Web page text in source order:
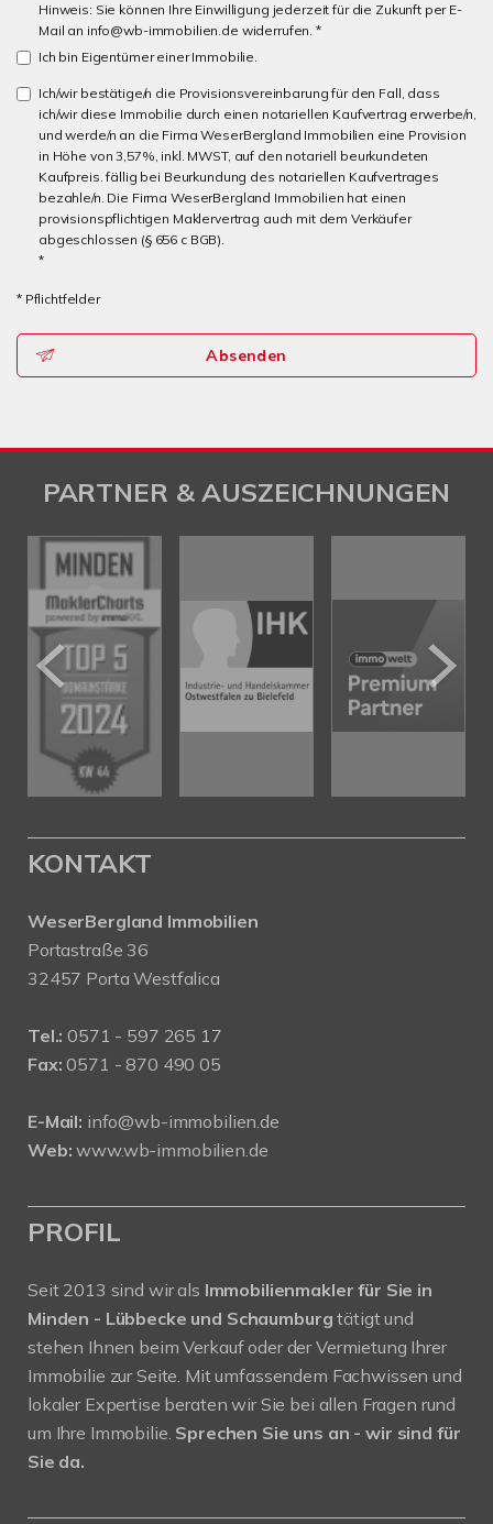
Hinweis: Sie können Ihre Einwilligung jederzeit für die Zukunft per E-
Mail an info@wb-immobilien.de widerrufen. *
Ich bin Eigentümer einer Immobilie.
Ich/wir bestätige/n die Provisionsvereinbarung für den Fall, dass
ich/wir diese Immobilie durch einen notariellen Kaufvertrag erwerbe/n,
und werde/n an die Firma WeserBergland Immobilien eine Provision
in Höhe von 3,57%, inkl. MWST, auf den notariell beurkundeten
Kaufpreis. fällig bei Beurkundung des notariellen Kaufvertrages
bezahle/n. Die Firma WeserBergland Immobilien hat einen
provisionspflichtigen Maklervertrag auch mit dem Verkäufer
abgeschlossen (§ 656 c BGB).
*
* Pflichtfelder
Absenden
PARTNER & AUSZEICHNUNGEN
KONTAKT
WeserBergland Immobilien
Portastraße 36
32457 Porta Westfalica
Tel.: 0571 - 597 265 17
Fax: 0571 - 870 490 05
E-Mail: info@wb-immobilien.de
Web: www.wb-immobilien.de
PROFIL
Seit 2013 sind wir als Immobilienmakler für Sie in
Minden - Lübbecke und Schaumburgtätigt und
stehen Ihnen beim Verkauf oder der Vermietung Ihrer
Immobilie zur Seite. Mit umfassendem Fachwissen und
lokaler Expertise beraten wir Sie bei allen Fragen rund
um Ihre Immobilie. Sprechen Sie uns an - wir sind für
Sie da.